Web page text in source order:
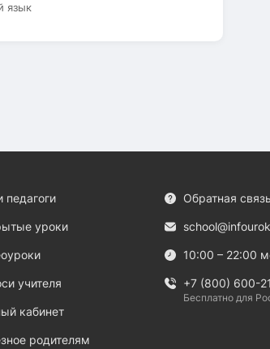
язык
педагоги
уроки
учителя
кабинет
родителям
Обратная связь
10:00 – 22:00
+7 (800) 600-
Бесплатно для